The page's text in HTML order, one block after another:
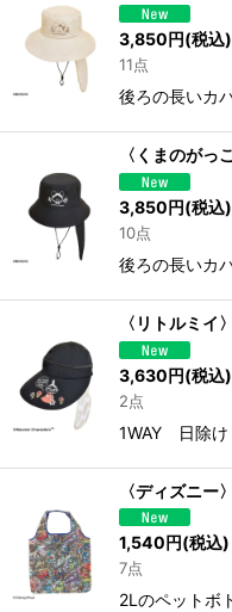
3,850 円(税込)
11点
後ろの長いカ
〈くまのがっ
3,850円(税込)
10点
後ろの長いカ
〈リトルミイ
3,630円(税込)
2点
1WAY 日除け
〈ディズニー
1,540 円(税込)
7点
2Lのペット